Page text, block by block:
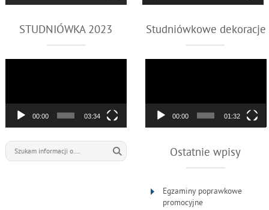
STUDNIÓWKA 2023
00:00 03:34
Studniówkowe dekoracje
00:00 01:32
Ostatnie wpisy
Egzaminy poprawkowe
promocyjne